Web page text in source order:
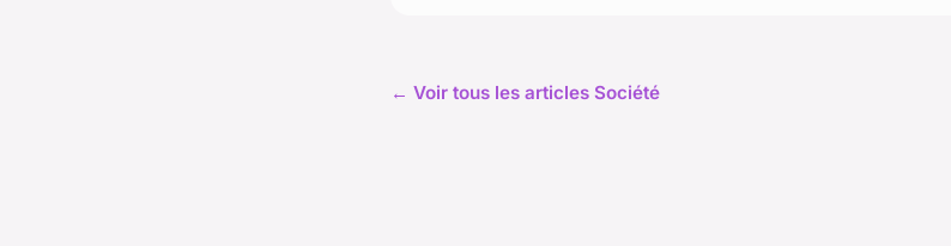
← Voir tous les articles Société